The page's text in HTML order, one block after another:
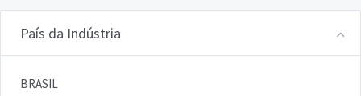
País da Indústria
BRASIL